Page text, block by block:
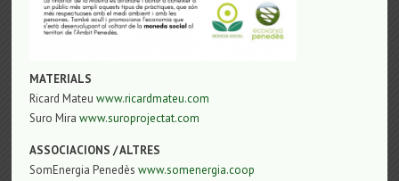
MATERIALS
Ricard Mateuwww.ricardmateu.com
Suro Mirawww.suroprojectat.com
ASSOCIACIONS / ALTRES
SomEnergia Penedèswww.somenergia.coop